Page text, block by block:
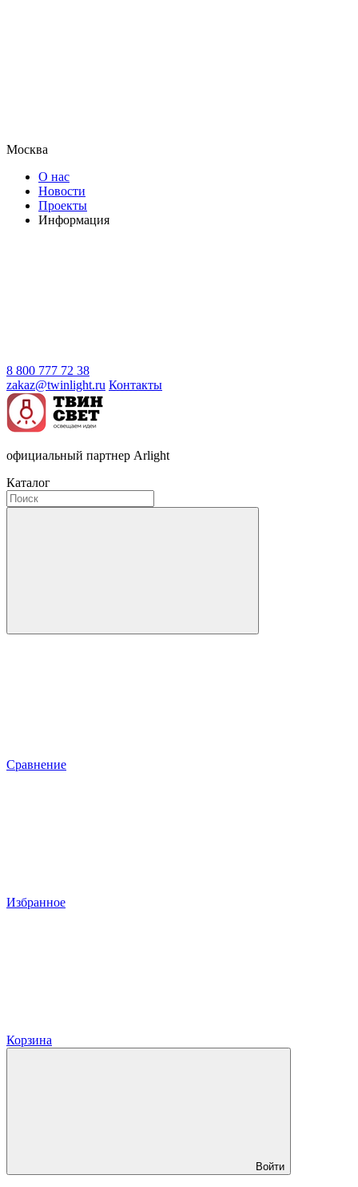
Москва
О нас
Новости
Проекты
Информация
8 800 777 72 38
zakaz@twinlight.ru Контакты
официальный партнер Arlight
Каталог
Сравнение
Избранное
Корзина
Войти